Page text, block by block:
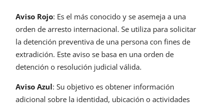
Aviso Rojo: Es el más conocido y se asemeja a una
orden de arresto internacional. Se utiliza para solicitar
la detención preventiva de una persona con fines de
extradición. Este aviso se basa en una orden de
detención o resolución judicial válida.
Aviso Azul: Su objetivo es obtener información
adicional sobre la identidad, ubicación o actividades